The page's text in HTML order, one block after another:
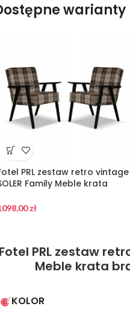
warianty
PRL zestaw retro vintage
Family Meble krata
zł
PRL zestaw
Meble krata
KOLOR